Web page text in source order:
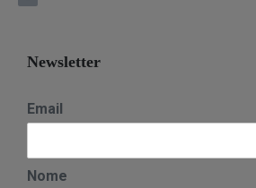
Newsletter
Email
Nome